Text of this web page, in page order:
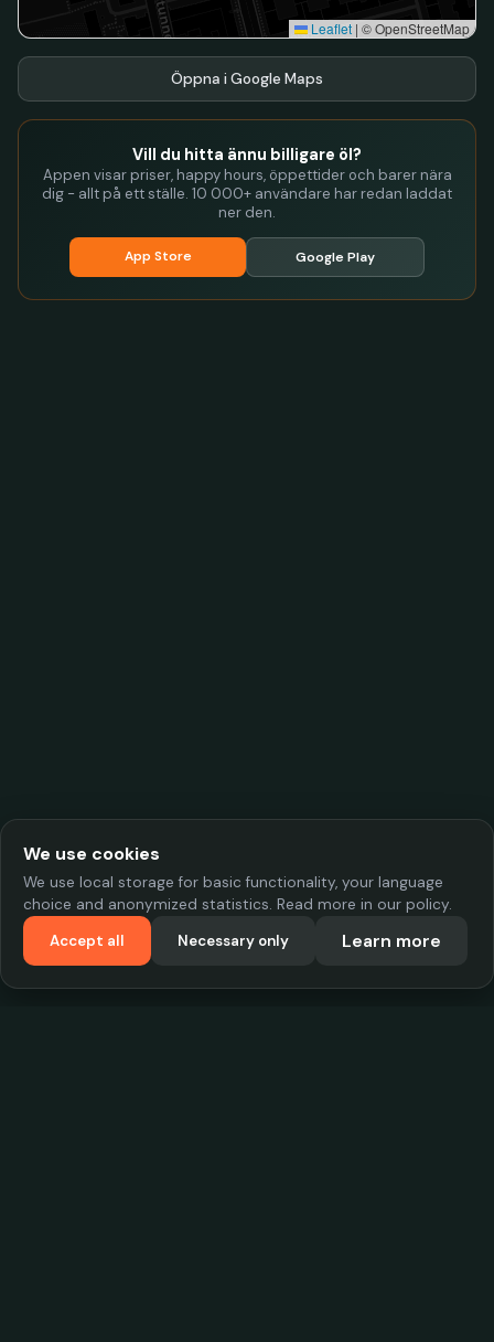
Leaflet | © OpenStreetMap
Öppna i Google Maps
Vill du hitta ännu billigare öl?
Appen visar priser, happy hours, öppettider och barer nära
dig - allt på ett ställe. 10 000+ användare har redan laddat
ner den.
App Store Google Play
We use cookies
We use local storage for basic functionality, your language
choice and anonymized statistics. Read more in our policy.
Accept all
Necessary only Learn more